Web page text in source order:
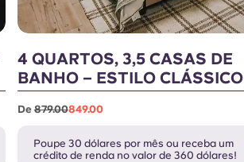
4 QUARTOS, 3,5 CASAS DE
BANHO – ESTILO CLÁSSICO
De879.00849.00
Poupe 30 dólares por mês ou receba um
crédito de renda no valor de 360 dólares!